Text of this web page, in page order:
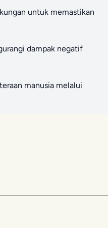
untuk memastikan
dampak negatif
manusia melalui